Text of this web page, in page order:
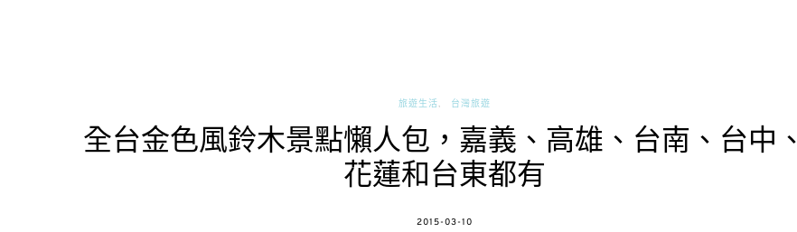
旅遊生活 台灣旅遊
全台金色風鈴木景點懶人包，嘉義、高雄、台南、台中、
花蓮和台東都有
POSTED
2015-03-10